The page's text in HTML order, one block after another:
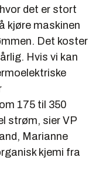
det er stort
kjøre maskinen
Det koster
Hvis vi kan
175 til 350
strøm, sier VP
Marianne
kjemi fra